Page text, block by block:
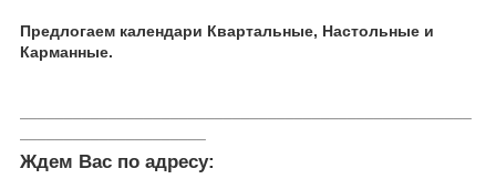
Предлогаем календари Квартальные, Настольные и
Карманные.
Ждем Вас по адресу: